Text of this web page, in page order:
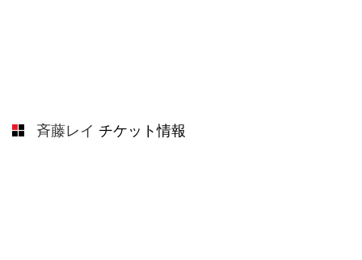
斉藤レイ チケット情報